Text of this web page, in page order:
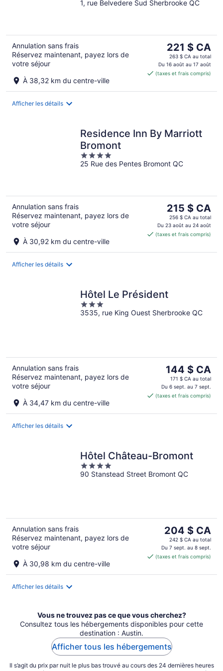
out
1, rue Belvedere Sud Sherbrooke QC
Annulation sans frais
Réservez maintenant, payez lors de
votre séjour
À 38,32 km du centre-ville
Le
prix
est
de 221 $ CA
221 $ CA
263 $ CA au total
Du 16 août au 17 août
(taxes et frais compris)
Afficher les détails
Residence Inn By Marriott
Bromont
4
out
25 Rue des Pentes Bromont QC
Annulation sans frais
Réservez maintenant, payez lors de
votre séjour
À 30,92 km du centre-ville
Le
prix
est
de 215 $ CA
215 $ CA
256 $ CA au total
Du 23 août au 24 août
(taxes et frais compris)
Afficher les détails
Hôtel Le Président
3
out
3535, rue King Ouest Sherbrooke QC
Annulation sans frais
Réservez maintenant, payez lors de
votre séjour
À 34,47 km du centre-ville
Le
prix
est
de 144 $ CA
144 $ CA
171 $ CA au total
Du 6 sept. au 7 sept.
(taxes et frais compris)
Afficher les détails
Hôtel Château-Bromont
4
out
90 Stanstead Street Bromont QC
Annulation sans frais
Réservez maintenant, payez lors de
votre séjour
À 30,98 km du centre-ville
Le
prix
est
de 204 $ CA
204 $ CA
242 $ CA au total
Du 7 sept. au 8 sept.
(taxes et frais compris)
Afficher les détails
Vous ne trouvez pas ce que vous cherchez?
Consultez tous les hébergements disponibles pour cette
destination : Austin.
Afficher tous les hébergements
Il s’agit du prix par nuit le plus bas trouvé au cours des 24 dernières heures